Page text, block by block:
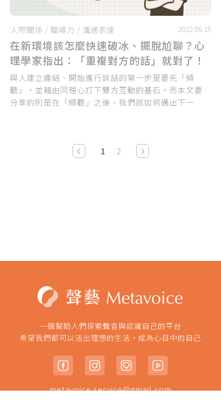
人際關係 / 職場力 / 溝通表達 2022.06.15
在新環境該怎麼快速破冰、擺脫尬聊？心
理學家指出：「重複對方的話」就對了！
與人建立連結、開始進行談話的第一步是要先「傾
聽」，並藉由同理心打下雙方互動的基石。而本文要
分享的則是在「傾聽」之後，我們該如何邁出下一
‹ 1 2 ›
一個幫助人們探索聲音與認識自己的平台
希望我們都可以活出理想的生活，成為心目中的自己
metavoice.service@gmail.com